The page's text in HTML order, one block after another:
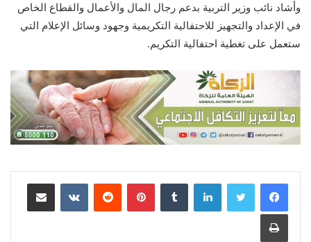
وأشاد نائب وزير التربية بدعم رجال المال والأعمال والقطاع الخاص
في الإعداد والتجهيز للاحتفالية التكريمية وجهود وسائل الإعلام التي
ستعمل على تغطية احتفالية التكريم.
لينكدإن بينتيريست